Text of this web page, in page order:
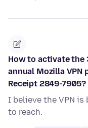
How to activate the
annual Mozilla VPN
Receipt 2849-7905?
I believe the VPN
to reach.